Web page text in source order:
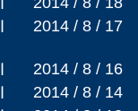
2014 / 8 / 17
2014 / 8 / 16
2014 / 8 / 14